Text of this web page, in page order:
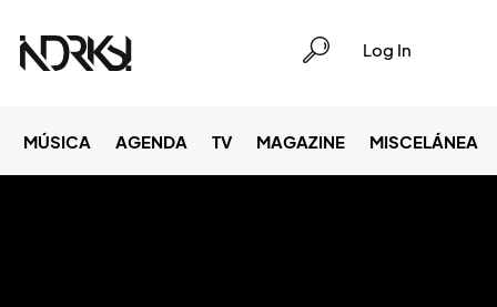
Log In
MÚSICA AGENDA TV MAGAZINE MISCELÁNEA